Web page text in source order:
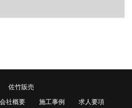
佐竹販売
会社概要 施工事例
求人要項